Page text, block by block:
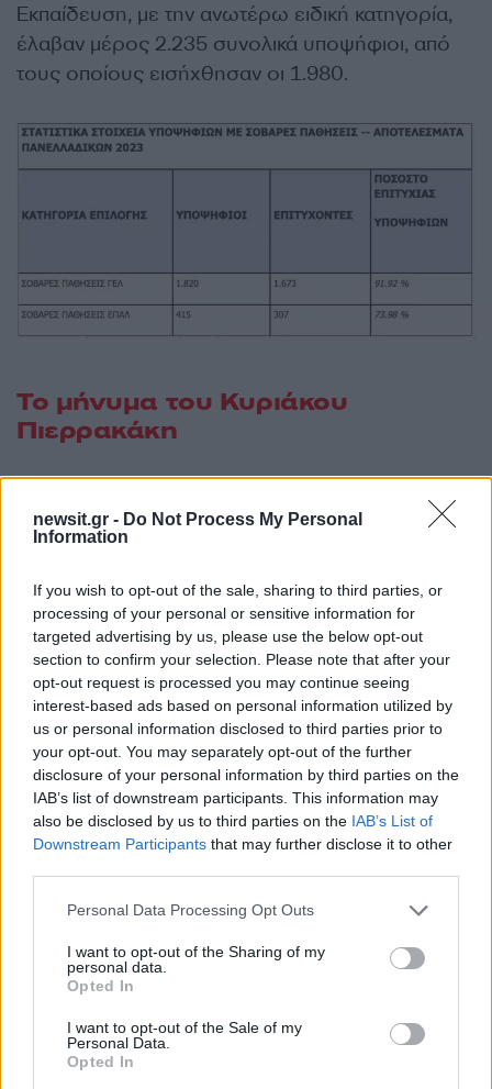
newsit.gr - Do Not Process My Personal
Information
If you wish to opt-out of the sale, sharing to third parties, or
processing of your personal or sensitive information for
targeted advertising by us, please use the below opt-out
section to confirm your selection. Please note that after your
opt-out request is processed you may continue seeing
interest-based ads based on personal information utilized by
us or personal information disclosed to third parties prior to
your opt-out. You may separately opt-out of the further
disclosure of your personal information by third parties on the
IAB’s list of downstream participants. This information may
also be disclosed by us to third parties on the IAB’s List of
Downstream Participants that may further disclose it to other
Please note that this website/app uses one or more Google
not limited to your visit or usage behaviour. You may click to
grant or deny consent to Google and its third-party tags to
use your data for below specified purposes in below Google
consent section.
Personal Data Processing Opt Outs
I want to opt-out of the Sharing of my
personal data.
Opted In
I want to opt-out of the Sale of my
Personal Data.
Opted In
Εκπαίδευση, με την ανωτέρω ειδική κατηγορία,
έλαβαν μέρος 2.235 συνολικά υποψήφιοι, από
τους οποίους εισήχθησαν οι 1.980.
Το μήνυμα του Κυριάκου
Πιερρακάκη
υπουργός Παιδείας, Κυριάκος Πιερρακάκης
ανέβασε ένα βίντεο για να ευχηθεί καλή επιτυχία
σε όλα τα παιδιά που έδωσαν φέτος
πανελλήνιες.
Τα σημερινά αποτελέσματα να αποτελέσουν την
αρχή μιας πολύ μεγάλης διαδρομής, που θα
οδηγήσει στην καλύτερη εκδοχή του εαυτού
τους, τόνισε ο Κυριάκος Πιερρακάκης στο
μήνυμά του.
«Τα αποτελέσματα μπορεί να δικαιώσουν τις
προσπάθειές σας ή να μη φανούν αντάξια των
προσδοκιών σας. Σε κάθε περίπτωση, δεν
κρίνονται όλα σήμερα.